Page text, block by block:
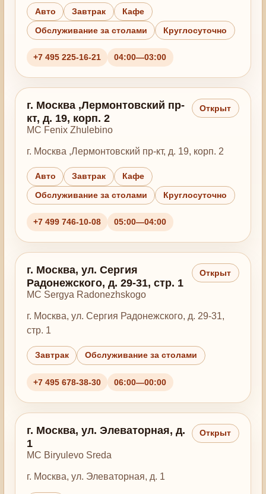
Авто Завтрак Кафе
Обслуживание за столами Круглосуточно
+7 495 225-16-21 04:00—03:00
г. Москва ,Лермонтовский пр-
кт, д. 19, корп. 2
MC Fenix Zhulebino
Открыт
г. Москва ,Лермонтовский пр-кт, д. 19, корп. 2
Авто Завтрак Кафе
Обслуживание за столами Круглосуточно
+7 499 746-10-08 05:00—04:00
г. Москва, ул. Сергия
Радонежского, д. 29-31, стр. 1
MC Sergya Radonezhskogo
Открыт
г. Москва, ул. Сергия Радонежского, д. 29-31,
стр. 1
Завтрак Обслуживание за столами
+7 495 678-38-30 06:00—00:00
г. Москва, ул. Элеваторная, д.
1
MC Biryulevo Sreda
Открыт
г. Москва, ул. Элеваторная, д. 1